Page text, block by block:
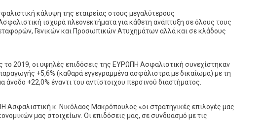
κάλυψη της εταιρείας στους μεγαλύτερους
ισχυρά πλεονεκτήματα για κάθετη ανάπτυξη σε όλους τους
Γενικών και Προσωπικών Ατυχημάτων αλλά και σε κλάδους
2019, οι υψηλές επιδόσεις της ΕΥΡΩΠΗ Ασφαλιστική συνεχίστηκαν
+5,6% (καθαρά εγγεγραμμένα ασφάλιστρα με δικαίωμα) με τη
+22,0% έναντι του αντίστοιχου περσινού διαστήματος.
κ. Νικόλαος Μακρόπουλος «οι στρατηγικές επιλογές μας
μας στοιχείων. Οι επιδόσεις μας, σε συνδυασμό με τις